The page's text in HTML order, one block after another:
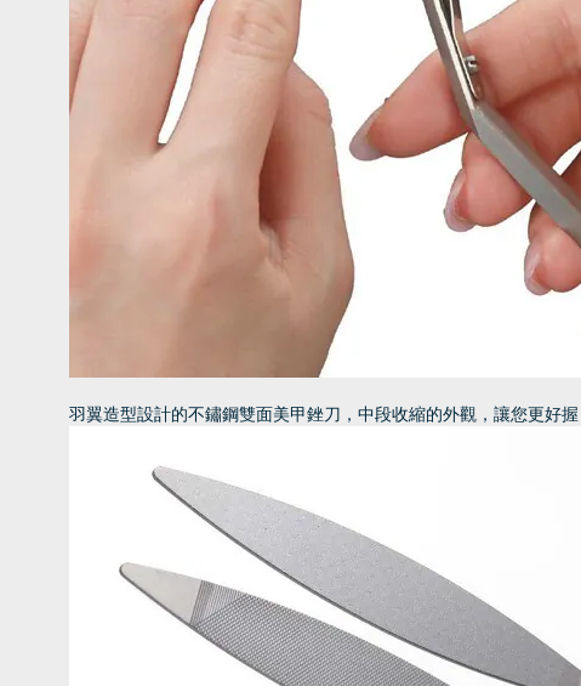
羽翼造型設計的不鏽鋼雙面美甲銼刀，中段收縮的外觀，讓您更好